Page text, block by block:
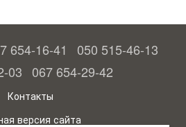
654-16-41
050 515-46-13
03 067 654-29-42
Контакты
версия сайта